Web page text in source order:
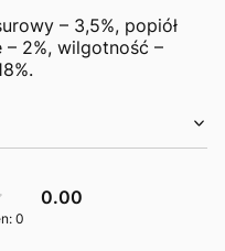
– 3,5%, popiół
– 2%, wilgotność –
0.00
0